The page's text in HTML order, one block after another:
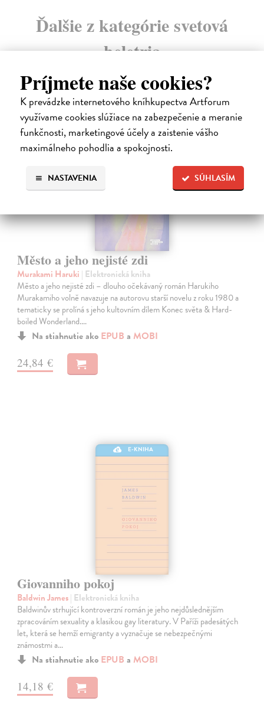
Príjmete naše cookies?
K prevádzke internetového kníhkupectva Artforum
využívame cookies slúžiace na zabezpečenie a meranie
funkčnosti, marketingové účely a zaistenie vášho
maximálneho pohodlia a spokojnosti.
SÚHLASÍM
NASTAVENIA
Ďalšie z kategórie svetová
beletria
Město a jeho nejisté zdi
Murakami Haruki | Elektronická kniha
Město a jeho nejisté zdi – dlouho očekávaný román Harukiho
Murakamiho volně navazuje na autorovu starší novelu z roku 1980 a
tematicky se prolíná s jeho kultovním dílem Konec světa & Hard-
boiled Wonderland.…
Na stiahnutie ako EPUB a MOBI
24,84 €
E-KNIHA
Giovanniho pokoj
Baldwin James| Elektronická kniha
Baldwinův strhující kontroverzní román je jeho nejdůslednějším
zpracováním sexuality a klasikou gay literatury. V Paříži padesátých
let, která se hemží emigranty a vyznačuje se nebezpečnými
známostmi a…
Na stiahnutie ako EPUB a MOBI
14,18 €